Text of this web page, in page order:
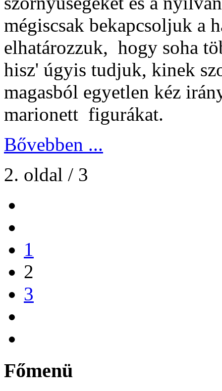
mégiscsak bekapcsoljuk a
elhatározzuk, hogy soha
hisz' úgyis tudjuk, kinek
magasból egyetlen kéz
marionett figurákat.
Bővebben ...
2. oldal / 3
1
2
3
Főmenü